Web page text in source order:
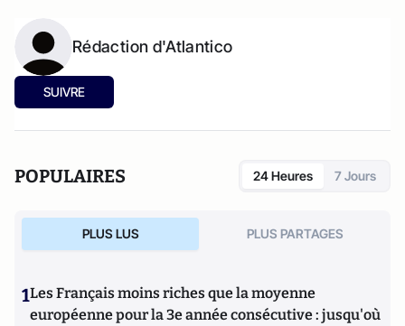
Rédaction d'Atlantico
SUIVRE
POPULAIRES 24 Heures 7 Jours
PLUS LUS PLUS PARTAGES
1Les Français moins riches que la moyenne
européenne pour la 3e année consécutive : jusqu'où